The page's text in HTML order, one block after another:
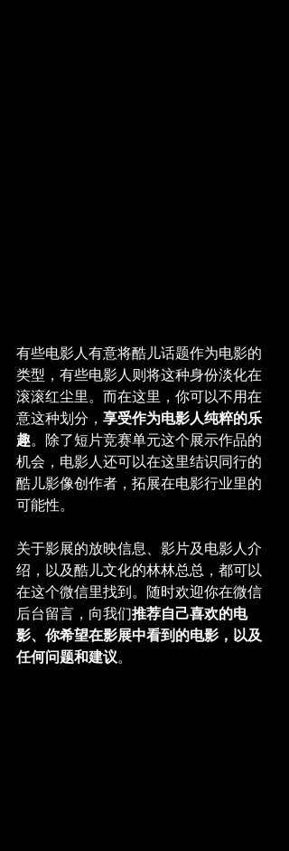
有些电影人有意将酷儿话题作为电影的
类型，有些电影人则将这种身份淡化在
滚滚红尘里。而在这里，你可以不用在
意这种划分， 享受作为电影人纯粹的乐
趣。除了短片竞赛单元这个展示作品的
机会，电影人还可以在这里结识同行的
酷儿影像创作者，拓展在电影行业里的
可能性。
关于影展的放映信息、影片及电影人介
绍，以及酷儿文化的林林总总，都可以
在这个微信里找到。随时欢迎你在微信
后台留言，向我们推荐自己喜欢的电
影、你希望在影展中看到的电影，以及
任何问题和建议。